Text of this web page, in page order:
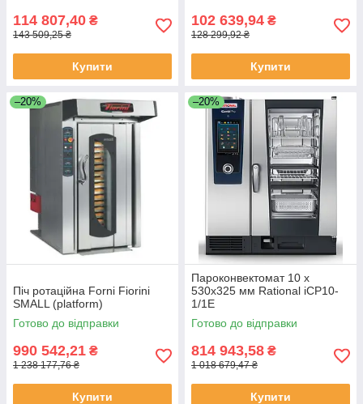
114 807,40 ₴
143 509,25 ₴
Купити
102 639,94 ₴
128 299,92 ₴
Купити
–20%
Піч ротаційна Forni Fiorini
SMALL (platform)
Готово до відправки
990 542,21 ₴
1 238 177,76 ₴
Купити
–20%
Пароконвектомат 10 х
530х325 мм Rational iCP10-
1/1E
Готово до відправки
814 943,58 ₴
1 018 679,47 ₴
Купити